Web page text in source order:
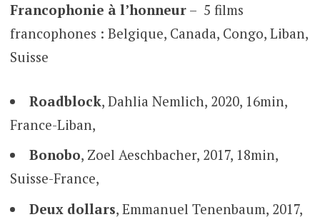
Francophonie à l’honneur– 5 films
francophones : Belgique, Canada, Congo, Liban,
Suisse
Roadblock, Dahlia Nemlich, 2020, 16min,
France-Liban,
Bonobo, Zoel Aeschbacher, 2017, 18min,
Suisse-France,
Deux dollars, Emmanuel Tenenbaum, 2017,